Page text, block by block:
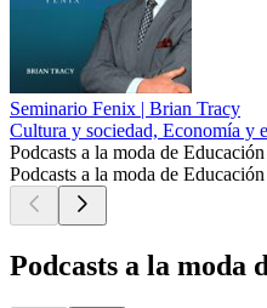
Seminario Fenix | Brian Tracy
Cultura y sociedad, Economía y
Podcasts a la moda de Educación
Podcasts a la moda de Educación
Podcasts a la moda